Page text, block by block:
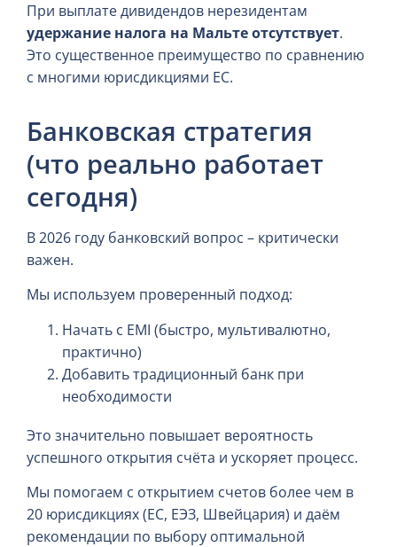
При выплате дивидендов нерезидентам
удержание налога на Мальте отсутствует.
Это существенное преимущество по сравнению
с многими юрисдикциями ЕС.
Банковская стратегия
(что реально работает
сегодня)
В 2026 году банковский вопрос – критически
важен.
Мы используем проверенный подход:
Начать с EMI (быстро, мультивалютно,
практично)
Добавить традиционный банк при
необходимости
Это значительно повышает вероятность
успешного открытия счёта и ускоряет процесс.
Мы помогаем с открытием счетов более чем в
20 юрисдикциях (ЕС, ЕЭЗ, Швейцария) и даём
рекомендации по выбору оптимальной